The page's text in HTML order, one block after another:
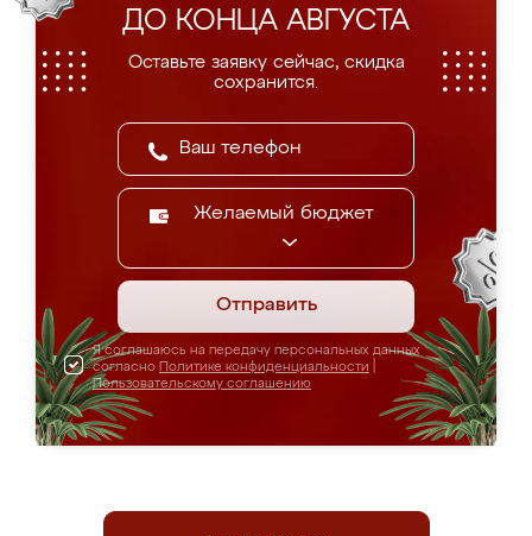
ДО КОНЦА АВГУСТА
Оставьте заявку сейчас, скидка
сохранится.
Желаемый бюджет
Отправить
Я соглашаюсь на передачу персональных данных
согласно Политике конфиденциальности
Пользовательскому соглашению